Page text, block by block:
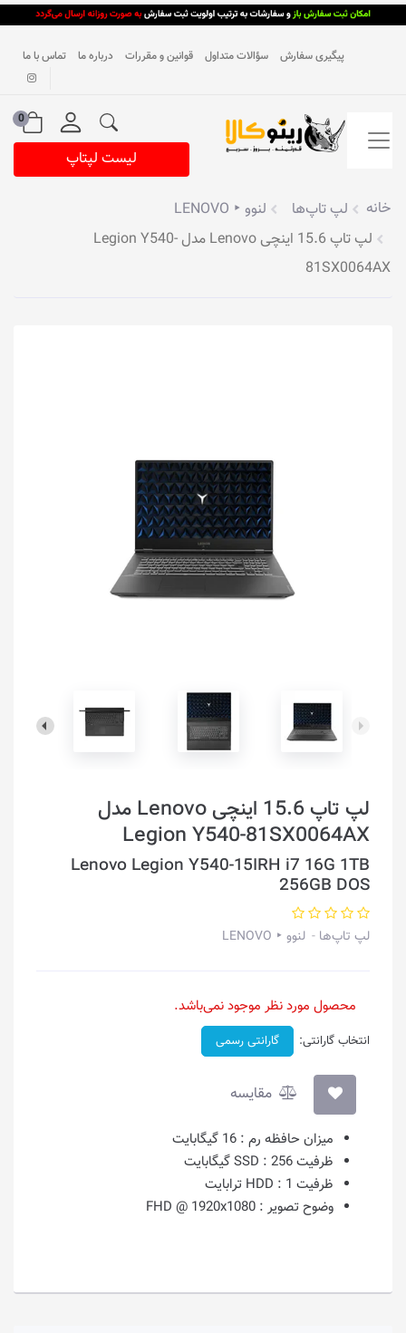
پیگیری سفارش سؤالات متداول قوانین و مقررات درباره ما تماس با ما
0
لیست لپتاپ
خانه لپ تاپ‌ها
لنوو ‣ LENOVO
لپ تاپ 15.6 اینچی Lenovo مدل Legion Y540-
81SX0064AX
لپ تاپ 15.6 اینچی Lenovo مدل
Legion Y540-81SX0064AX
Lenovo Legion Y540-15IRH i7 16G 1TB
256GB DOS
لپ تاپ‌ها لنوو ‣ LENOVO
محصول مورد نظر موجود نمی‌باشد.
انتخاب گارانتی: گارانتی رسمی
مقایسه
میزان حافظه رم : 16 گیگابایت
ظرفیت SSD :256 گیگابایت
ظرفیت HDD : 1 ترابایت
وضوح تصویر : FHD @ 1920x1080